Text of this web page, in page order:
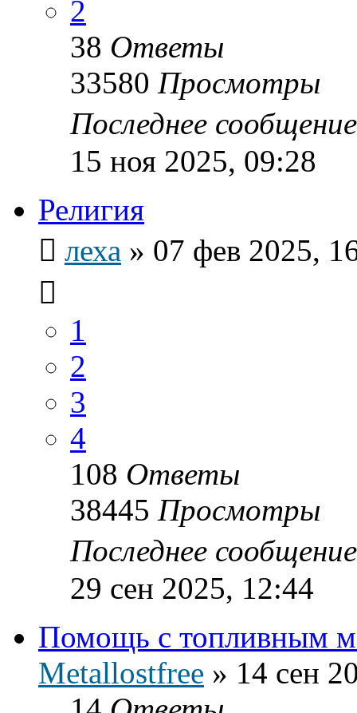
2
38 Ответы
33580 Просмотры
Последнее
15 ноя 2025, 09:28
Религия
леха » 07 фев 2025,
1
2
3
4
108 Ответы
38445 Просмотры
Последнее
29 сен 2025, 12:44
Помощь с топливным
Metallostfree » 14 сен